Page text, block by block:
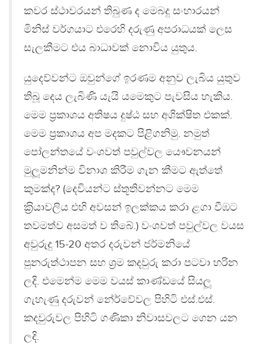
කවර ස්ථාවරයන් තිබුණ ද මෙබදු සංහාරයන්
මිනිස් වර්ගයාට එරෙහි දරුණු අපරාධයක් ලෙස
සැලකීමට එය බාධාවක් නොවිය යුතුය.
යුදෙව්වන්ට ඔවුන්ගේ ඉරණම අනුව ලැබිය යුතුව
තිබූ දෙය ලැබිණි යැයි යමෙකුට පැවසිය හැකිය.
මෙම ප‍්‍රකාශය අතිෂය දුෂ්ඨ සහ අශික්ෂිත එකක්.
මෙම ප‍්‍රකාශය අප මදකට පිළිගනිමු. නමුත්
පෝලන්තයේ වංශවත් පවුල්වල යෞවනයන්
මුලූමනින්ම විනාශ කිරීම ගැන කීමට ඇත්තේ
කුමක්ද? (දෙවියන්ට ස්තූතිවන්නට මෙම
ක‍්‍රියාවලිය එහි අවසන් ඉලක්කය කරා ළගා වීඹට
තවමත්ව අසමත් ව තිබේ.) වංශවත් පවුල්වල වයස
අවුරුදු 15-20 අතර දරුවන් ජර්මනියේ
පුනරුත්ථාපන සහ ශ‍්‍රම කදවුරු කරා පටවා හරින
ලදි. එමෙන්ම මෙම වයස් කාණ්ඩයේ සියලූ
ගැහැණු දරුවන් නේර්වේවල පිහිටි එස්.එස්.
කදවුරුවල පිහිටි ගණිකා නිවාසවලට ගෙන යන
ලදි.